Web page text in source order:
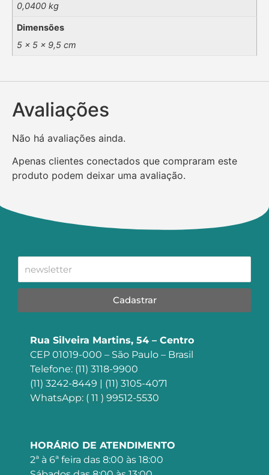
0,0400 kg
Dimensões
5 × 5 × 9,5 cm
Avaliações
Não há avaliações ainda.
Apenas clientes conectados que compraram este
produto podem deixar uma avaliação.
Cadastrar
Rua Silveira Martins, 54 – Centro
CEP 01019-000 – São Paulo – Brasil
Telefone: (11) 3118-9900
(11) 3242-8449 | (11) 3105-4071
WhatsApp: ( 11 ) 99512-5530
HORÁRIO DE ATENDIMENTO
2ª à 6ª feira das 8:00 às 18:00